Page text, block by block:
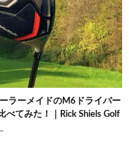
ラーメイドのM6ドライバー
べてみた！｜Rick Shiels Golf